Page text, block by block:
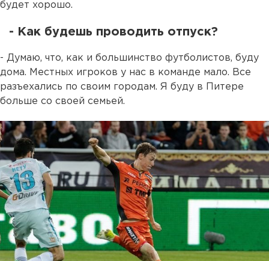
будет хорошо.
- Как будешь проводить отпуск?
- Думаю, что, как и большинство футболистов, буду
дома. Местных игроков у нас в команде мало. Все
разъехались по своим городам. Я буду в Питере
больше со своей семьей.